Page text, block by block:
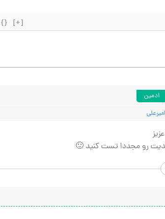
{} [+]
ادمین
امیرعلی
رو مجددا تست کنید 🙂